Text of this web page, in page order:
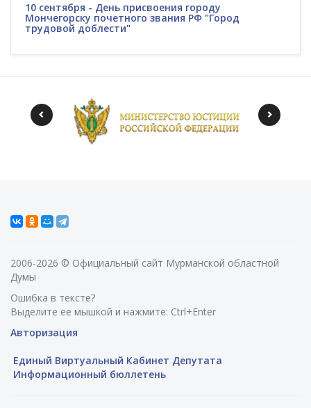
10 сентября - День присвоения городу
Мончегорску почетного звания РФ "Город
трудовой доблести"
2006-2026 © Официальный сайт Мурманской областной
Думы
Ошибка в тексте?
Выделите ее мышкой и нажмите: Ctrl+Enter
Авторизация
Единый Виртуальный Кабинет Депутата
Информационный бюллетень